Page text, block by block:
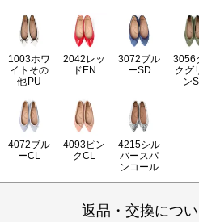
1003ホワ
イトその
他PU
2042レッ
ドEN
3072ブル
ーSD
3056
クグ
ン
4072ブル
ーCL
4093ピン
クCL
4215シル
バースパ
ンコール
返品・交換につ